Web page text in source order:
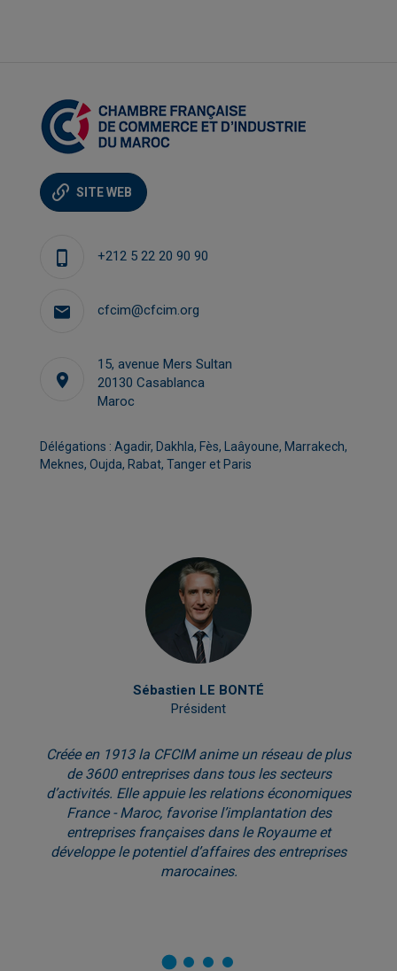
SITE WEB
+212 5 22 20 90 90
cfcim@cfcim.org
15, avenue Mers Sultan
20130 Casablanca
Maroc
Délégations : Agadir, Dakhla, Fès, Laâyoune, Marrakech,
Meknes, Oujda, Rabat, Tanger et Paris
Sébastien LE BONTÉ
Président
Créée en 1913 la CFCIM anime un réseau de plus
de 3600 entreprises dans tous les secteurs
d’activités. Elle appuie les relations économiques
France - Maroc, favorise l’implantation des
entreprises françaises dans le Royaume et
développe le potentiel d’affaires des entreprises
marocaines.